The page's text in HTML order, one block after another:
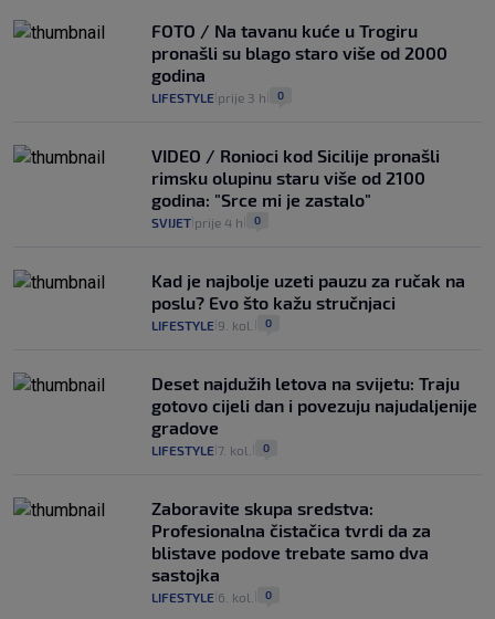
FOTO / Na tavanu kuće u Trogiru
pronašli su blago staro više od 2000
godina
LIFESTYLE prije 3 h 0
VIDEO / Ronioci kod Sicilije pronašli
rimsku olupinu staru više od 2100
godina: "Srce mi je zastalo"
SVIJET prije 4 h 0
Kad je najbolje uzeti pauzu za ručak na
poslu? Evo što kažu stručnjaci
LIFESTYLE 9. kol. 0
Deset najdužih letova na svijetu: Traju
gotovo cijeli dan i povezuju najudaljenije
gradove
LIFESTYLE 7. kol. 0
Zaboravite skupa sredstva:
Profesionalna čistačica tvrdi da za
blistave podove trebate samo dva
sastojka
LIFESTYLE 6. kol. 0